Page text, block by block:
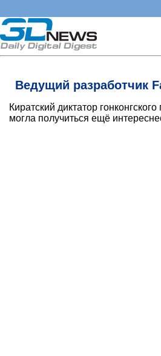
Ведущий разработчик
Киратский диктатор
могла получиться ещё